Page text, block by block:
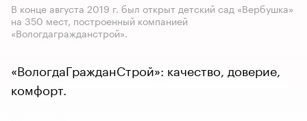
В конце августа 2019 г. был открыт детский сад «Вербушка»
на 350 мест, построенный компанией
«Вологдагражданстрой».
«ВологдаГражданСтрой»: качество, доверие,
комфорт.